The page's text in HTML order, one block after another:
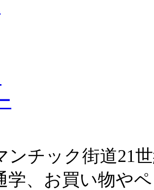
ンチック街道21
学、お買い物や